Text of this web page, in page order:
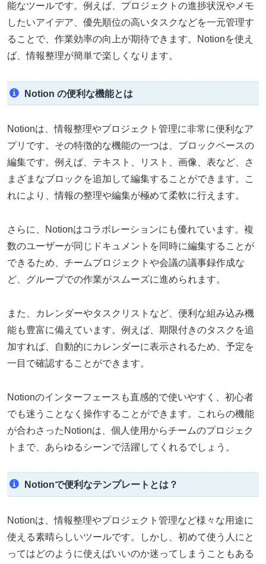
能なツールです。例えば、プロジェクトの進捗状況やメモ
したいアイデア、優先順位の高いタスクなどを一元管理す
ることで、作業効率の向上が期待できます。Notionを使え
ば、情報整理が簡単で楽しくなります。
Notion の便利な機能とは
Notionは、情報整理やプロジェクト管理に非常に便利なア
プリです。その特徴的な機能の一つは、ブロックベースの
編集です。例えば、テキスト、リスト、画像、表など、さ
まざまなブロックを追加して編集することができます。こ
れにより、情報の整理や編集が極めて柔軟に行えます。
さらに、Notionはコラボレーションにも優れています。複
数のユーザーが同じドキュメントを同時に編集することが
できるため、チームプロジェクトや会議の議事録作成な
ど、グループでの作業がスムーズに進められます。
また、カレンダーやタスクリストなど、便利な組み込み機
能も豊富に備えています。例えば、期限付きのタスクを追
加すれば、自動的にカレンダーに表示されるため、予定を
一目で確認することができます。
Notionのインターフェースも直感的で使いやすく、初心者
でも迷うことなく操作することができます。これらの機能
が合わさったNotionは、個人使用からチームのプロジェク
トまで、あらゆるシーンで活躍してくれるでしょう。
Notionで便利なテンプレートとは？
Notionは、情報整理やプロジェクト管理など様々な用途に
使える素晴らしいツールです。しかし、初めて使う人にと
ってはどのように使えばいいのか迷ってしまうこともある